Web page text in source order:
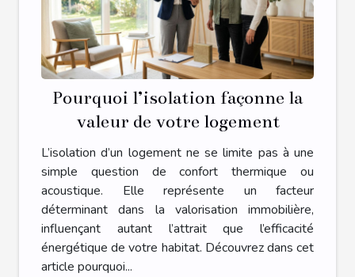
Pourquoi l’isolation façonne la
valeur de votre logement
L’isolation d’un logement ne se limite pas à une
simple question de confort thermique ou
acoustique. Elle représente un facteur
déterminant dans la valorisation immobilière,
influençant autant l’attrait que l’efficacité
énergétique de votre habitat. Découvrez dans cet
article pourquoi...